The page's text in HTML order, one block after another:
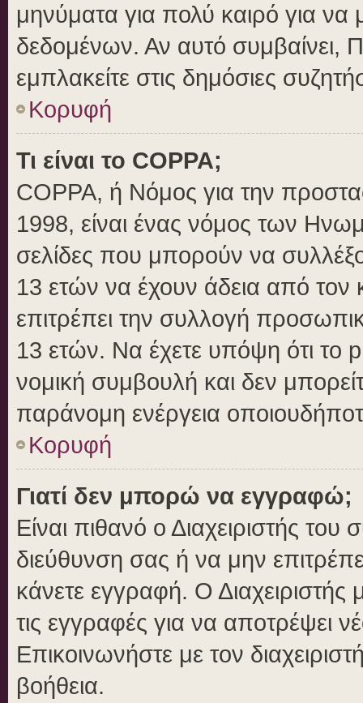
μηνύματα για πολύ καιρό για
δεδομένων. Αν αυτό συμβαίνει,
εμπλακείτε στις δημόσιες
Κορυφή
Τι είναι το COPPA;
COPPA, ή Νόμος για την
1998, είναι ένας νόμος των
σελίδες που μπορούν να
13 ετών να έχουν άδεια από τον
επιτρέπει την συλλογή
13 ετών. Να έχετε υπόψη ότι το
νομική συμβουλή και δεν
παράνομη ενέργεια
Κορυφή
Γιατί δεν μπορώ να εγγραφώ;
Είναι πιθανό ο Διαχειριστής του
διεύθυνση σας ή να μην
κάνετε εγγραφή. Ο Διαχειριστής
τις εγγραφές για να αποτρέψει
Επικοινωνήστε με τον
βοήθεια.